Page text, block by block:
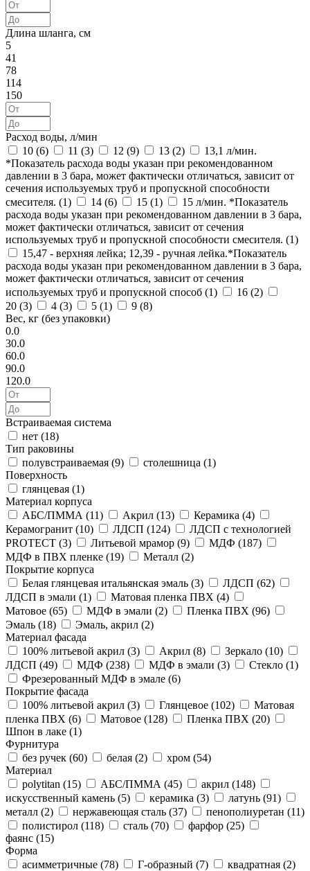
Длина шланга, см
5
41
78
114
150
Расход воды, л/мин
10 (6) 11 (3) 12 (9) 13 (2)
13,1 л/мин.
*Показатель расхода воды указан при рекомендованном
давлении в 3 бара, может фактически отличаться, зависит от
сечения используемых труб и пропускной способности
смесителя. (1) 14 (6) 15 (1)
15 л/мин. *Показатель
расхода воды указан при рекомендованном давлении в 3 бара,
может фактически отличаться, зависит от сечения
используемых труб и пропускной способности смесителя. (1)
15,47 - верхняя лейка; 12,39 - ручная лейка.*Показатель
расхода воды указан при рекомендованном давлении в 3 бара,
может фактически отличаться, зависит от сечения
используемых труб и пропускной способ (1) 16 (2)
20 (3) 4 (3) 5 (1) 9 (8)
Вес, кг (без упаковки)
0.0
30.0
60.0
90.0
120.0
Встраиваемая система
нет (18)
Тип раковины
полувстраиваемая (9) столешница (1)
Поверхность
глянцевая (1)
Материал корпуса
АБС/ПММА (11) Акрил (13) Керамика (4)
Керамогранит (10) ЛДСП (124)
ЛДСП с технологией
PROTECT (3) Литьевой мрамор (9) МДФ (187)
МДФ в ПВХ пленке (19) Металл (2)
Покрытие корпуса
Белая глянцевая итальянская эмаль (3) ЛДСП (62)
ЛДСП в эмали (1) Матовая пленка ПВХ (4)
Матовое (65) МДФ в эмали (2) Пленка ПВХ (96)
Эмаль (18) Эмаль, акрил (2)
Материал фасада
100% литьевой акрил (3) Акрил (8) Зеркало (10)
ЛДСП (49) МДФ (238) МДФ в эмали (3) Стекло (1)
Фрезерованный МДФ в эмале (6)
Покрытие фасада
100% литьевой акрил (3) Глянцевое (102)
Матовая
пленка ПВХ (6) Матовое (128) Пленка ПВХ (20)
Шпон в лаке (1)
Фурнитура
без ручек (60) белая (2) хром (54)
Материал
polytitan (15) АБС/ПММА (45) акрил (148)
искусственный камень (5) керамика (3) латунь (91)
металл (2) нержавеющая сталь (37) пенополиуретан (11)
полистирол (118) сталь (70) фарфор (25)
фаянс (15)
Форма
асимметричные (78) Г-образный (7) квадратная (2)